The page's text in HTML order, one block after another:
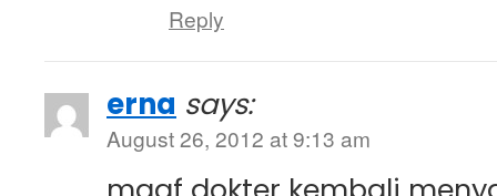
Reply
erna says:
August 26, 2012 at 9:13 am